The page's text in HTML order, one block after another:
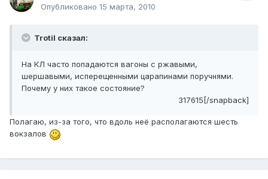
Опубликовано 15 марта, 2010
Trotil сказал:
На КЛ часто попадаются вагоны с ржавыми,
шершавыми, исперещенными царапинами поручнями.
Почему у них такое состояние?
317615[/snapback]
Полагаю, из-за того, что вдоль неё располагаются шесть
вокзалов